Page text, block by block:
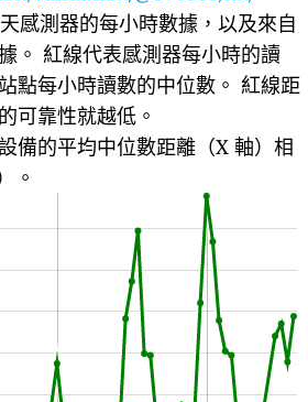
感測器的每小時數據，以及來自
。 紅線代表感測器每小時的讀
點每小時讀數的中位數。 紅線距
可靠性就越低。
備的平均中位數距離（X 軸）相
。